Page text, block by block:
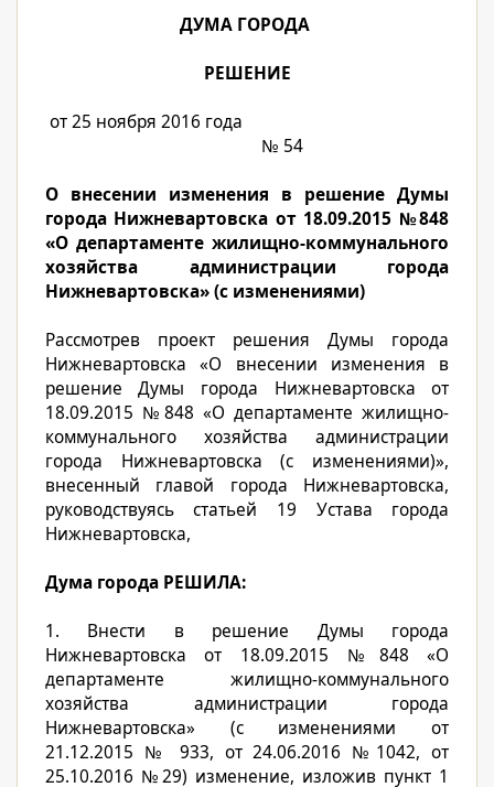
ДУМА ГОРОДА
РЕШЕНИЕ
от 25 ноября 2016 года
№ 54
О внесении изменения в решение Думы
города Нижневартовска от 18.09.2015 №848
«О департаменте жилищно-коммунального
хозяйства администрации города
Нижневартовска» (с изменениями)
Рассмотрев проект решения Думы города
Нижневартовска «О внесении изменения в
решение Думы города Нижневартовска от
18.09.2015 №848 «О департаменте жилищно-
коммунального хозяйства администрации
города Нижневартовска (с изменениями)»,
внесенный главой города Нижневартовска,
руководствуясь статьей 19 Устава города
Нижневартовска,
Дума города РЕШИЛА:
1. Внести в решение Думы города
Нижневартовска от 18.09.2015 №848 «О
департаменте жилищно-коммунального
хозяйства администрации города
Нижневартовска» (с изменениями от
21.12.2015 № 933, от 24.06.2016 №1042, от
25.10.2016 №29) изменение, изложив пункт 1